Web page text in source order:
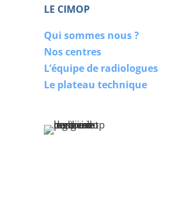
LE CIMOP
Qui sommes nous ?
Nos centres
L’équipe de radiologues
Le plateau technique